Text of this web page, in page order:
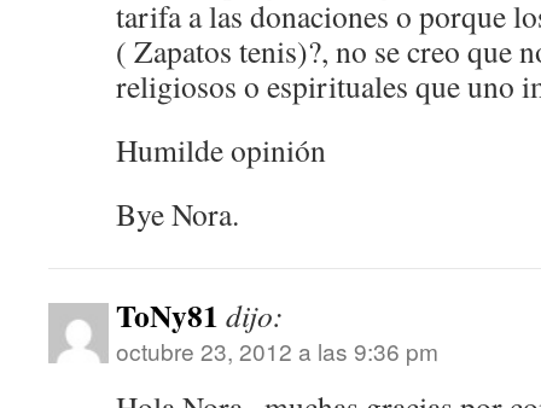
tarifa a las donaciones o porque
( Zapatos tenis)?, no se creo que
religiosos o espirituales que uno
Humilde opinión
Bye Nora.
ToNy81 dijo:
octubre 23, 2012 a las 9:36 pm